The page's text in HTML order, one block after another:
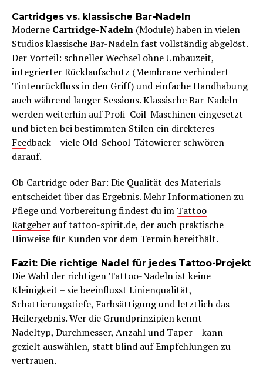
Cartridges vs. klassische Bar-Nadeln
Moderne Cartridge-Nadeln (Module) haben in vielen
Studios klassische Bar-Nadeln fast vollständig abgelöst.
Der Vorteil: schneller Wechsel ohne Umbauzeit,
integrierter Rücklaufschutz (Membrane verhindert
Tintenrückfluss in den Griff) und einfache Handhabung
auch während langer Sessions. Klassische Bar-Nadeln
werden weiterhin auf Profi-Coil-Maschinen eingesetzt
und bieten bei bestimmten Stilen ein direkteres
Feedback – viele Old-School-Tätowierer schwören
darauf.
Ob Cartridge oder Bar: Die Qualität des Materials
entscheidet über das Ergebnis. Mehr Informationen zu
Pflege und Vorbereitung findest du im Tattoo
Ratgeber auf tattoo-spirit.de, der auch praktische
Hinweise für Kunden vor dem Termin bereithält.
Fazit: Die richtige Nadel für jedes Tattoo-Projekt
Die Wahl der richtigen Tattoo-Nadeln ist keine
Kleinigkeit – sie beeinflusst Linienqualität,
Schattierungstiefe, Farbsättigung und letztlich das
Heilergebnis. Wer die Grundprinzipien kennt –
Nadeltyp, Durchmesser, Anzahl und Taper – kann
gezielt auswählen, statt blind auf Empfehlungen zu
vertrauen.